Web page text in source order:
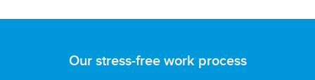
Our stress-free work process